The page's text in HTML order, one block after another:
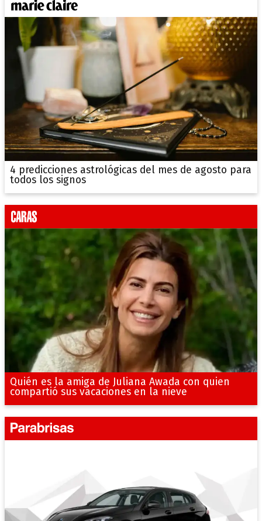
4 predicciones astrológicas del mes de agosto para
todos los signos
Quién es la amiga de Juliana Awada con quien
compartió sus vacaciones en la nieve